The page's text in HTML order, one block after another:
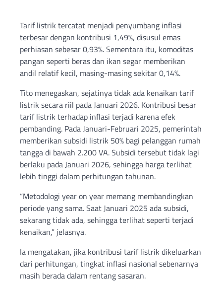
Tarif listrik tercatat menjadi penyumbang inflasi
terbesar dengan kontribusi 1,49%, disusul emas
perhiasan sebesar 0,93%. Sementara itu, komoditas
pangan seperti beras dan ikan segar memberikan
andil relatif kecil, masing-masing sekitar 0,14%.
Tito menegaskan, sejatinya tidak ada kenaikan tarif
listrik secara riil pada Januari 2026. Kontribusi besar
tarif listrik terhadap inflasi terjadi karena efek
pembanding. Pada Januari-Februari 2025, pemerintah
memberikan subsidi listrik 50% bagi pelanggan rumah
tangga di bawah 2.200 VA. Subsidi tersebut tidak lagi
berlaku pada Januari 2026, sehingga harga terlihat
lebih tinggi dalam perhitungan tahunan.
“Metodologi year on year memang membandingkan
periode yang sama. Saat Januari 2025 ada subsidi,
sekarang tidak ada, sehingga terlihat seperti terjadi
kenaikan,” jelasnya.
Ia mengatakan, jika kontribusi tarif listrik dikeluarkan
dari perhitungan, tingkat inflasi nasional sebenarnya
masih berada dalam rentang sasaran.